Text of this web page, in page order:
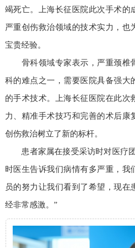
竭死亡。上海长征医院此次手术的
严重创伤救治领域的技术实力，也
宝贵经验。
骨科领域专家表示，严重颈椎
科的难点之一，需要医院具备强大
的手术技术。上海长征医院在此次
力、精准手术技巧和完善的术后康
创伤救治树立了新的标杆。
患者家属在接受采访时对医疗团
时医生告诉我们病情有多严重，我
员的努力让我们看到了希望，现在
经非常感激。”